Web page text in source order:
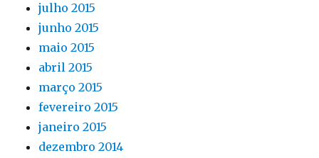
julho 2015
junho 2015
maio 2015
abril 2015
março 2015
fevereiro 2015
janeiro 2015
dezembro 2014